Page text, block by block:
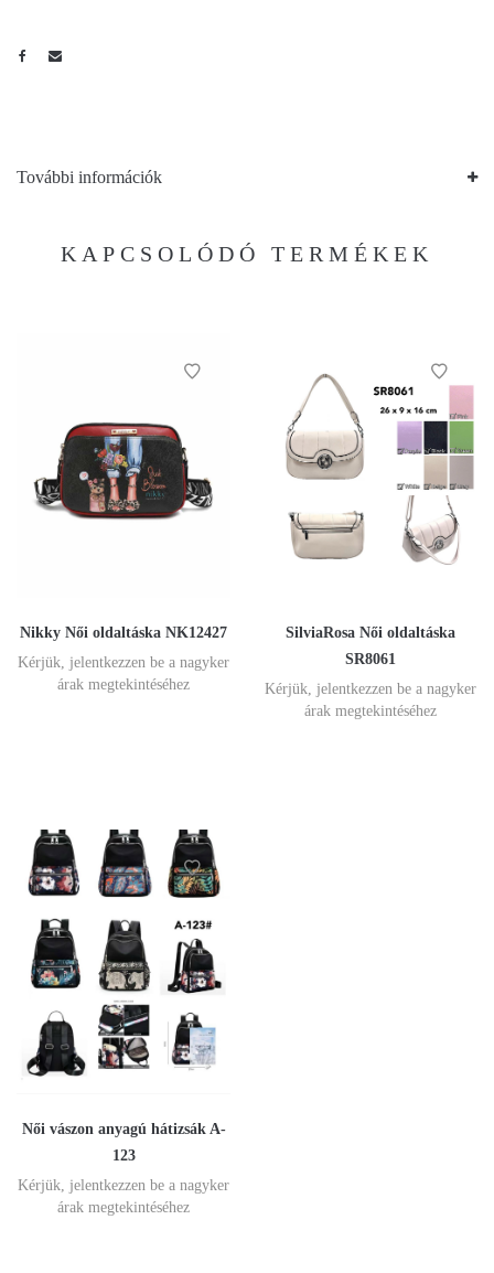
További információk
KAPCSOLÓDÓ TERMÉKEK
Nikky Női oldaltáska NK12427
Kérjük, jelentkezzen be a nagyker
árak megtekintéséhez
SilviaRosa Női oldaltáska
SR8061
Kérjük, jelentkezzen be a nagyker
árak megtekintéséhez
Női vászon anyagú hátizsák A-
123
Kérjük, jelentkezzen be a nagyker
árak megtekintéséhez